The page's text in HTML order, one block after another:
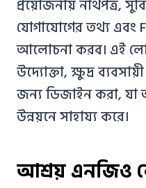
প্রয়োজনীয় নথিপত্র,
যোগাযোগের তথ্য এবং
আলোচনা করব। এই
উদ্যোক্তা, ক্ষুদ্র
জন্য ডিজাইন করা, যা
উন্নয়নে সাহায্য করে।
আশ্রয় এনজিও